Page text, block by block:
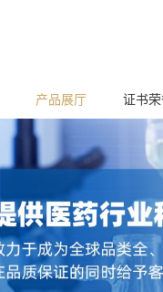
产品展厅 证书